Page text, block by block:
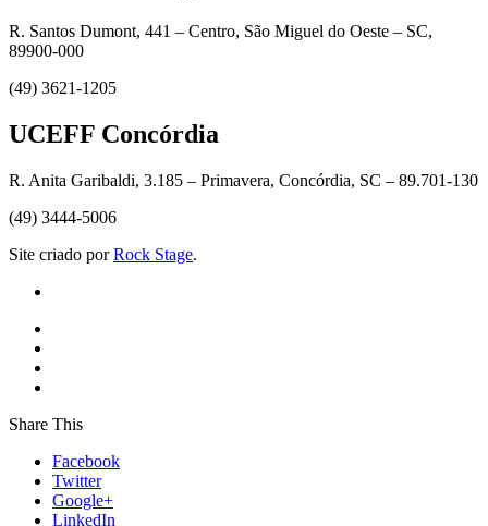
R. Santos Dumont, 441 – Centro, São Miguel do Oeste – SC,
89900-000
(49) 3621-1205
UCEFF Concórdia
R. Anita Garibaldi, 3.185 – Primavera, Concórdia, SC – 89.701-130
(49) 3444-5006
Site criado porRock Stage.
Share This
Facebook
Twitter
Google+
LinkedIn